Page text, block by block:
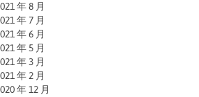
年 8 月
年 7 月
年 6 月
年 5 月
年 3 月
年 2 月
年 12 月